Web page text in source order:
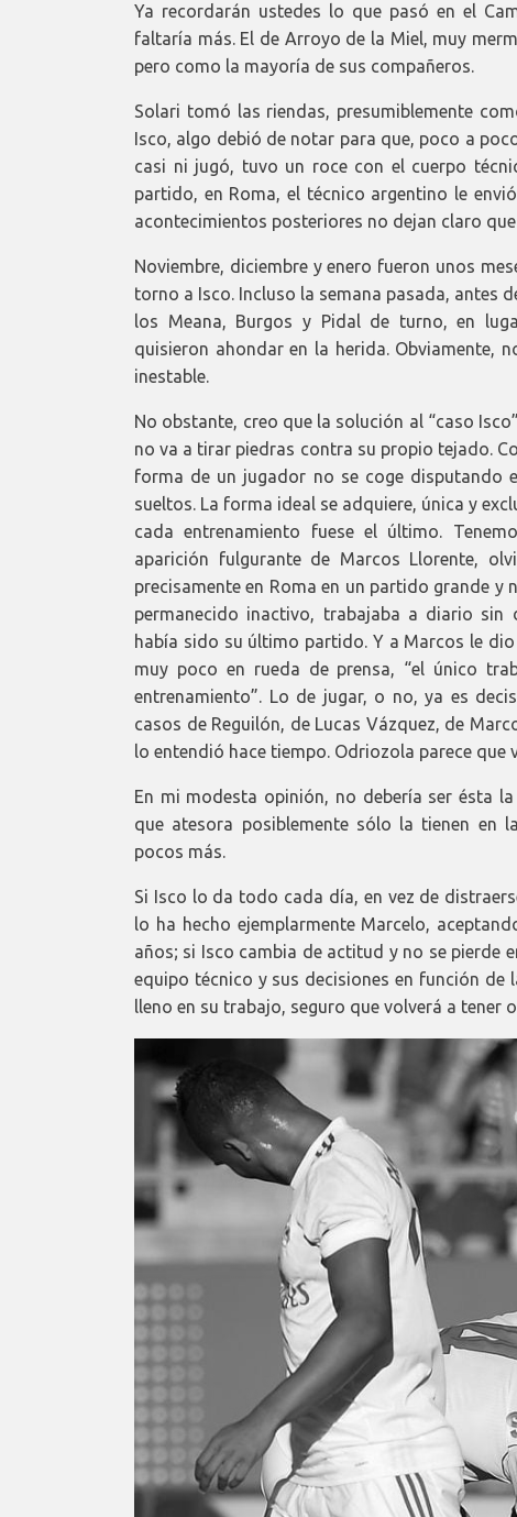
Ya recordarán ustedes lo que pasó en el
faltaría más. El de Arroyo de la Miel, muy
pero como la mayoría de sus compañeros.
Solari tomó las riendas, presumiblemente
Isco, algo debió de notar para que, poco a
casi ni jugó, tuvo un roce con el cuerpo
partido, en Roma, el técnico argentino le
acontecimientos posteriores no dejan claro
Noviembre, diciembre y enero fueron unos
torno a Isco. Incluso la semana pasada, antes
los Meana, Burgos y Pidal de turno, en
quisieron ahondar en la herida. Obviamente,
inestable.
No obstante, creo que la solución al “caso
no va a tirar piedras contra su propio tejado.
forma de un jugador no se coge disputando
sueltos. La forma ideal se adquiere, única y
cada entrenamiento fuese el último.
aparición fulgurante de Marcos Llorente,
precisamente en Roma en un partido grande
permanecido inactivo, trabajaba a diario sin
había sido su último partido. Y a Marcos le
muy poco en rueda de prensa, “el único
entrenamiento”. Lo de jugar, o no, ya es
casos de Reguilón, de Lucas Vázquez, de
lo entendió hace tiempo. Odriozola parece que
En mi modesta opinión, no debería ser ésta
que atesora posiblemente sólo la tienen en
pocos más.
Si Isco lo da todo cada día, en vez de
lo ha hecho ejemplarmente Marcelo,
años; si Isco cambia de actitud y no se pierde
equipo técnico y sus decisiones en función
lleno en su trabajo, seguro que volverá a tener